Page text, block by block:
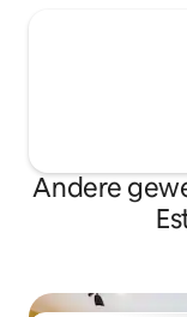
Andere